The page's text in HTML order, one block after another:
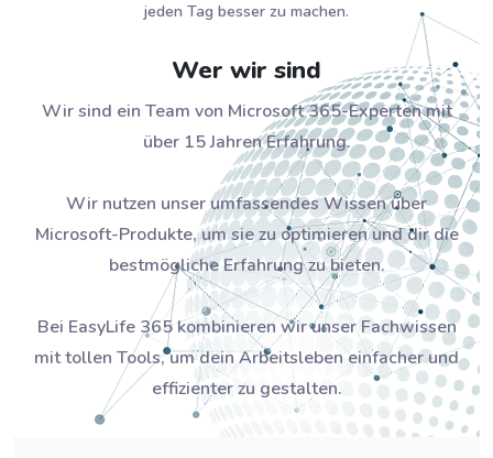
jeden Tag besser zu machen.
Wer wir sind
Wir sind ein Team von Microsoft 365-Experten mit
über 15 Jahren Erfahrung.
Wir nutzen unser umfassendes Wissen über
Microsoft-Produkte, um sie zu optimieren und dir die
bestmögliche Erfahrung zu bieten.
Bei EasyLife 365 kombinieren wir unser Fachwissen
mit tollen Tools, um dein Arbeitsleben einfacher und
effizienter zu gestalten.